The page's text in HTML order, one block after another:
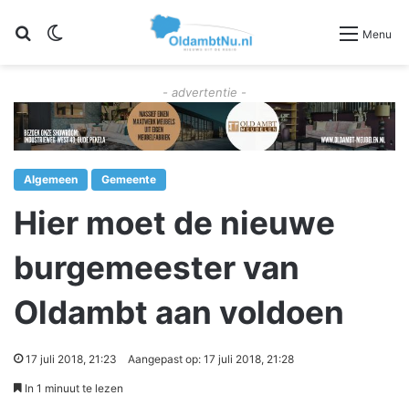
Zoeken Menu
- advertentie -
Algemeen Gemeente
Hier moet de nieuwe
burgemeester van
Oldambt aan voldoen
17 juli 2018, 21:23 Aangepast op: 17 juli 2018, 21:28
In 1 minuut te lezen